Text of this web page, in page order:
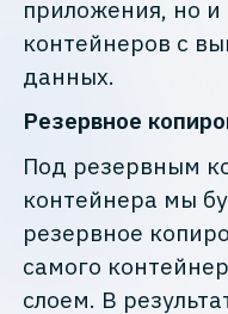
приложения, но
контейнеров с
данных.
Резервное
Под резервным
контейнера мы
резервное
самого
слоем. В